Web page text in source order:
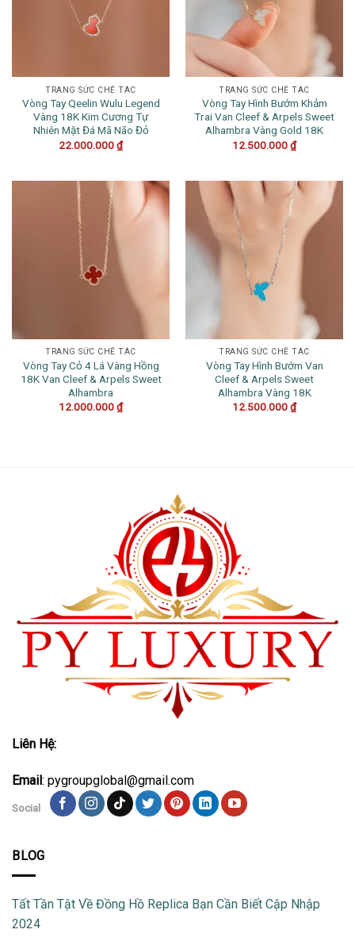
TRANG SỨC CHẾ TÁC
Vòng Tay Qeelin Wulu Legend
Vàng 18K Kim Cương Tự
Nhiên Mặt Đá Mã Não Đỏ
22.000.000₫
TRANG SỨC CHẾ TÁC
Vòng Tay Hình Bướm Khảm
Trai Van Cleef & Arpels Sweet
Alhambra Vàng Gold 18K
12.500.000₫
TRANG SỨC CHẾ TÁC
Vòng Tay Cỏ 4 Lá Vàng Hồng
18K Van Cleef & Arpels Sweet
Alhambra
12.000.000₫
TRANG SỨC CHẾ TÁC
Vòng Tay Hình Bướm Van
Cleef & Arpels Sweet
Alhambra Vàng 18K
12.500.000₫
Liên Hệ:
Email: pygroupglobal@gmail.com
Social
BLOG
Tất Tần Tật Về Đồng Hồ Replica Bạn Cần Biết Cập Nhập
2024